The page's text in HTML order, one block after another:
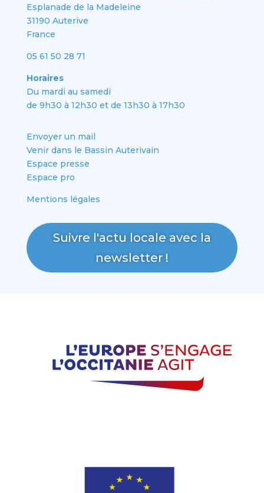
Esplanade de la Madeleine
31190 Auterive
France
05 61 50 28 71
Horaires
Du mardi au samedi
de 9h30 à 12h30 et de 13h30 à 17h30
Envoyer un mail
Venir dans le Bassin Auterivain
Espace presse
Espace pro
Mentions légales
Suivre l'actu locale avec la
newsletter !